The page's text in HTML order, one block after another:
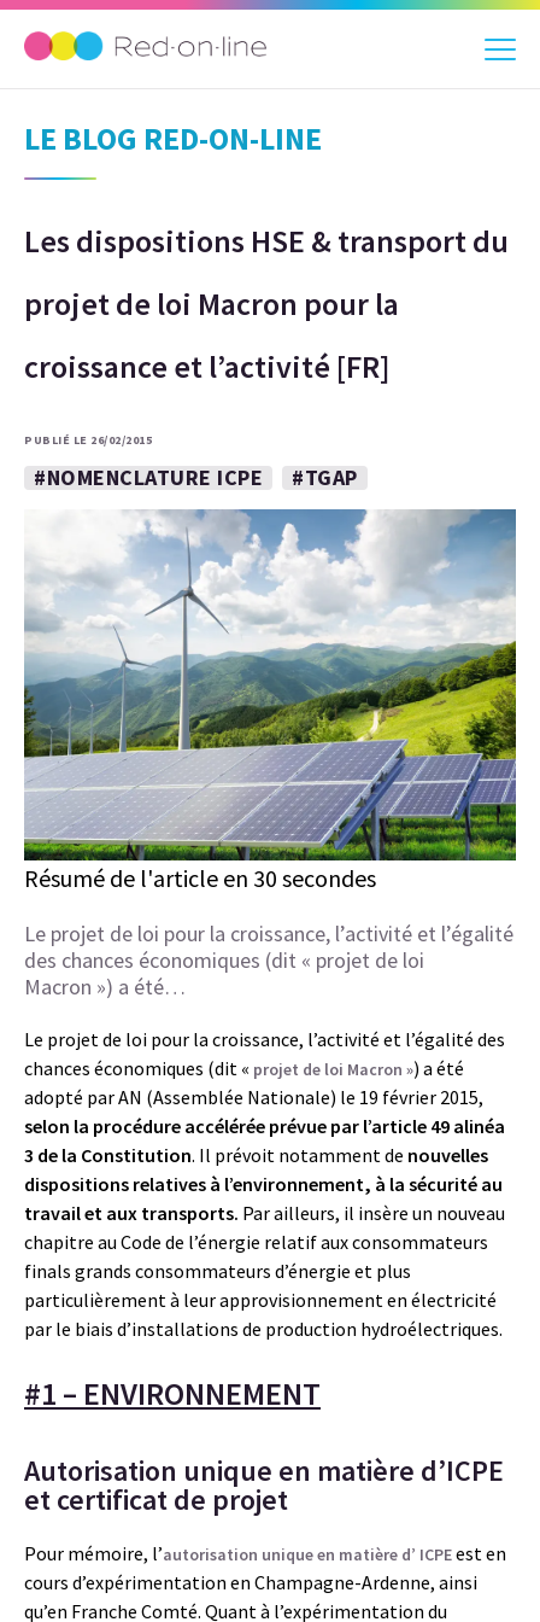
LE BLOG RED-ON-LINE
Les dispositions HSE & transport du
projet de loi Macron pour la
croissance et l’activité [FR]
PUBLIÉ LE 26/02/2015
#NOMENCLATURE ICPE #TGAP
Résumé de l'article en 30 secondes
Le projet de loi pour la croissance, l’activité et l’égalité
des chances économiques (dit « projet de loi
Macron ») a été…
Le projet de loi pour la croissance, l’activité et l’égalité des
chances économiques (dit « projet de loi Macron ») a été
adopté par AN (Assemblée Nationale) le 19 février 2015,
selon la procédure accélérée prévue par l’article 49 alinéa
3 de la Constitution. Il prévoit notamment de nouvelles
dispositions relatives à l’environnement, à la sécurité au
travail et aux transports. Par ailleurs, il insère un nouveau
chapitre au Code de l’énergie relatif aux consommateurs
finals grands consommateurs d’énergie et plus
particulièrement à leur approvisionnement en électricité
par le biais d’installations de production hydroélectriques.
#1 – ENVIRONNEMENT
Autorisation unique en matière d’ICPE
et certificat de projet
Pour mémoire, l’autorisation unique en matière d’ ICPEest en
cours d’expérimentation en Champagne-Ardenne, ainsi
qu’en Franche Comté. Quant à l’expérimentation du